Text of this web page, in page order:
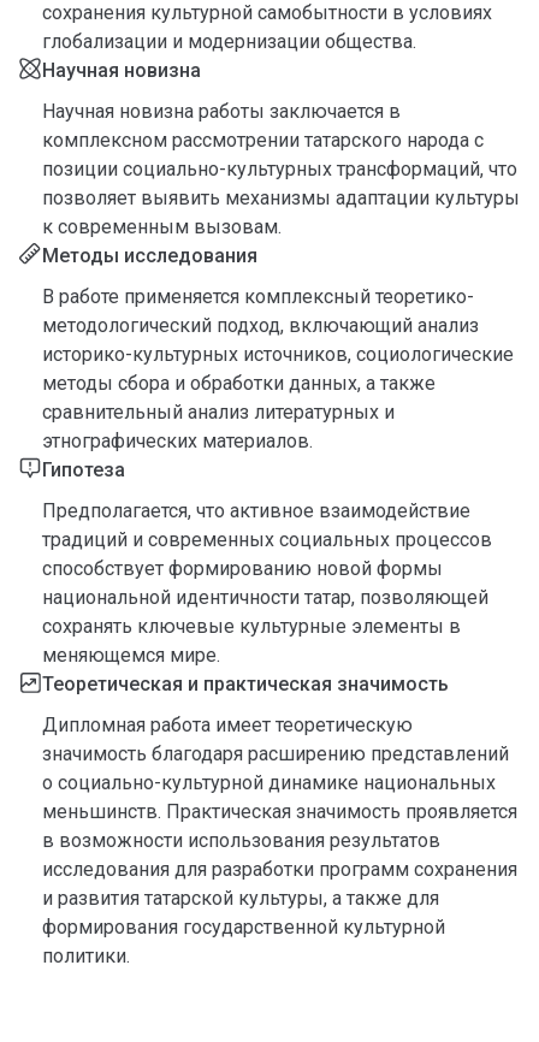
сохранения культурной самобытности в условиях
глобализации и модернизации общества.
Научная новизна
Научная новизна работы заключается в
комплексном рассмотрении татарского народа с
позиции социально-культурных трансформаций, что
позволяет выявить механизмы адаптации культуры
к современным вызовам.
Методы исследования
В работе применяется комплексный теоретико-
методологический подход, включающий анализ
историко-культурных источников, социологические
методы сбора и обработки данных, а также
сравнительный анализ литературных и
этнографических материалов.
Гипотеза
Предполагается, что активное взаимодействие
традиций и современных социальных процессов
способствует формированию новой формы
национальной идентичности татар, позволяющей
сохранять ключевые культурные элементы в
меняющемся мире.
Теоретическая и практическая значимость
Дипломная работа имеет теоретическую
значимость благодаря расширению представлений
о социально-культурной динамике национальных
меньшинств. Практическая значимость проявляется
в возможности использования результатов
исследования для разработки программ сохранения
и развития татарской культуры, а также для
формирования государственной культурной
политики.